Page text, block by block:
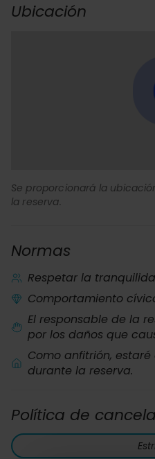
Ubicación
Se proporcionará la
la reserva.
Normas
Respetar la
Comportamiento
El responsable de la
por los daños que
Como anfitrión,
durante la reserva.
Política de